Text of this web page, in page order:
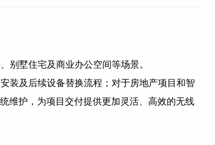
别墅住宅及商业办公空间等场景。
装及后续设备替换流程；对于房地产项目和智
维护，为项目交付提供更加灵活、高效的无线